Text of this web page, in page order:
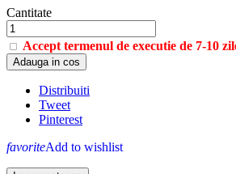
Cantitate
Accept termenul de executie de 7-10
Adauga in cos
Distribuiti
Tweet
Pinterest
favoriteAdd to wishlist